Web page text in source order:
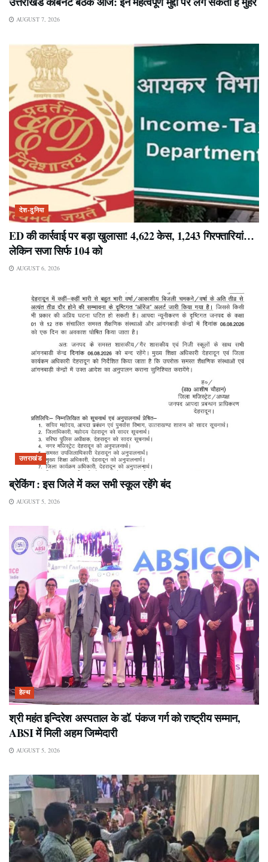
AUGUST 7, 2026
देश-दुनिया
ED की कार्रवाई पर बड़ा खुलासा! 4,622 केस, 1,243 गिरफ्तारियां…
लेकिन सजा सिर्फ 104 को
AUGUST 6, 2026
उत्तराखंड
ब्रेकिंग : इस जिले में कल सभी स्कूल रहेंगे बंद
AUGUST 5, 2026
हेल्थ
श्री महंत इन्दिरेश अस्पताल के डॉ. पंकज गर्ग को राष्ट्रीय सम्मान,
ABSI में मिली अहम जिम्मेदारी
AUGUST 5, 2026